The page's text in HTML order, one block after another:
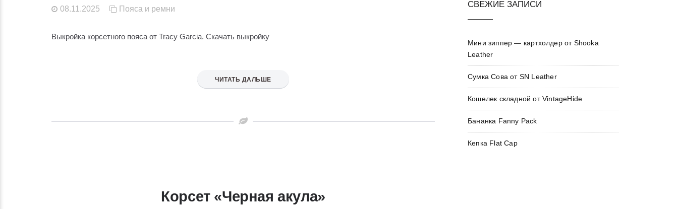
08.11.2025 Пояса и ремни
Выкройка корсетного пояса от Tracy Garcia. Скачать выкройку
ЧИТАТЬ ДАЛЬШЕ
Корсет «Черная акула»
СВЕЖИЕ ЗАПИСИ
Мини зиппер — картхолдер от Shooka
Leather
Сумка Сова от SN Leather
Кошелек складной от VintageHide
Бананка Fanny Pack
Кепка Flat Cap